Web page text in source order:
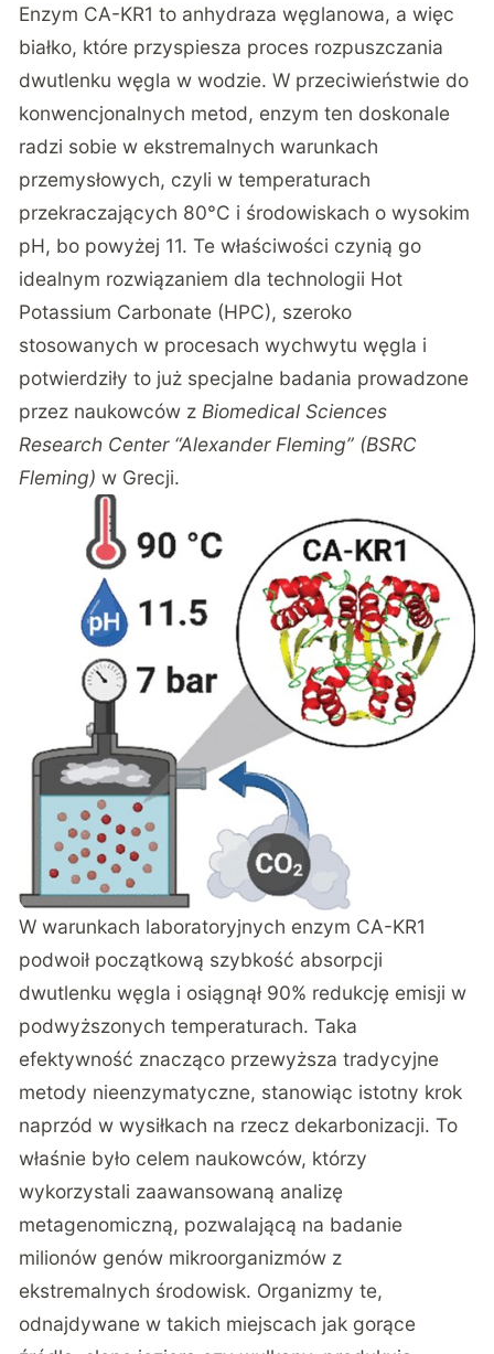
Enzym CA-KR1 to anhydraza węglanowa, a więc
białko, które przyspiesza proces rozpuszczania
dwutlenku węgla w wodzie. W przeciwieństwie do
konwencjonalnych metod, enzym ten doskonale
radzi sobie w ekstremalnych warunkach
przemysłowych, czyli w temperaturach
przekraczających 80°C i środowiskach o wysokim
pH, bo powyżej 11. Te właściwości czynią go
idealnym rozwiązaniem dla technologii Hot
Potassium Carbonate (HPC), szeroko
stosowanych w procesach wychwytu węgla i
potwierdziły to już specjalne badania prowadzone
przez naukowców z Biomedical Sciences
Research Center “Alexander Fleming” (BSRC
Fleming)w Grecji.
W warunkach laboratoryjnych enzym CA-KR1
podwoił początkową szybkość absorpcji
dwutlenku węgla i osiągnął 90% redukcję emisji w
podwyższonych temperaturach. Taka
efektywność znacząco przewyższa tradycyjne
metody nieenzymatyczne, stanowiąc istotny krok
naprzód w wysiłkach na rzecz dekarbonizacji. To
właśnie było celem naukowców, którzy
wykorzystali zaawansowaną analizę
metagenomiczną, pozwalającą na badanie
milionów genów mikroorganizmów z
ekstremalnych środowisk. Organizmy te,
odnajdywane w takich miejscach jak gorące